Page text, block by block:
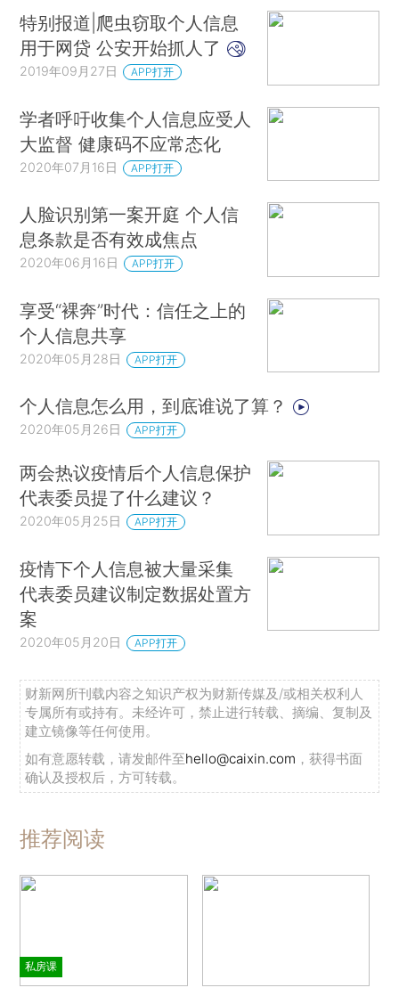
特别报道|爬虫窃取个人信息
用于网贷 公安开始抓人了
2019年09月27日 APP打开
学者呼吁收集个人信息应受人
大监督 健康码不应常态化
2020年07月16日 APP打开
人脸识别第一案开庭 个人信
息条款是否有效成焦点
2020年06月16日 APP打开
享受“裸奔”时代：信任之上的
个人信息共享
2020年05月28日 APP打开
个人信息怎么用，到底谁说了算？
2020年05月26日 APP打开
两会热议疫情后个人信息保护
代表委员提了什么建议？
2020年05月25日 APP打开
疫情下个人信息被大量采集
代表委员建议制定数据处置方
案
2020年05月20日 APP打开
财新网所刊载内容之知识产权为财新传媒及/或相关权利人
专属所有或持有。未经许可，禁止进行转载、摘编、复制及
建立镜像等任何使用。
如有意愿转载，请发邮件至hello@caixin.com ，获得书面
确认及授权后，方可转载。
推荐阅读
私房课